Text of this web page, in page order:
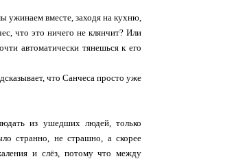
ужинаем вместе, заходя на кухню,
что это ничего не клянчит? Или
автоматически тянешься к его
что Санчеса просто уже
из ушедших людей, только
странно, не страшно, а скорее
и слёз, потому что между